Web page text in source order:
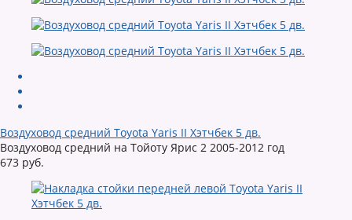
Воздуховод средний Toyota Yaris II Хэтчбек 5 дв.
Воздуховод средний на Тойоту Ярис 2 2005-2012 год
673 руб.